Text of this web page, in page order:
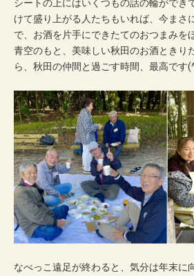
シートの上にはいくつもの話の輪ができ
けて盛り上がる人たちもいれば、今まさ
で、お酒を片手にできたてのおつまみを
青空のもと、美味しい秋田のお酒ときり
ら、秋田の仲間と過ごす時間、最高です
なべっこ遠足が終わると、気分は年末に